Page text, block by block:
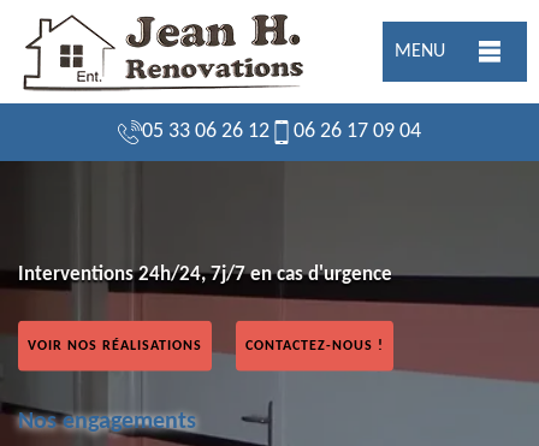
MENU
05 33 06 26 12 06 26 17 09 04
Interventions 24h/24, 7j/7 en cas d'urgence
VOIR NOS RÉALISATIONS CONTACTEZ-NOUS !
Nos engagements